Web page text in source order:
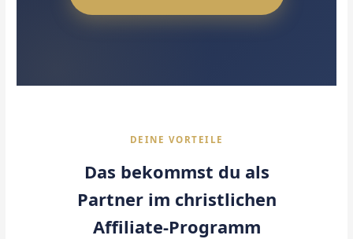
DEINE VORTEILE
Das bekommst du als
Partner im christlichen
Affiliate-Programm